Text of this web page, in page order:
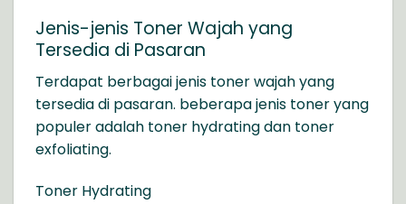
Jenis-jenis Toner Wajah yang
Tersedia di Pasaran
Terdapat berbagai jenis toner wajah yang
tersedia di pasaran. beberapa jenis toner yang
populer adalah toner hydrating dan toner
exfoliating.
Toner Hydrating